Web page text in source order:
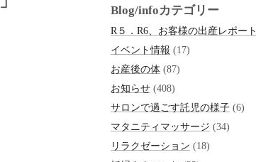
Blog/infoカテゴリー
R５．R6、お客様の出産レポート
イベント情報 (17)
お産後の体 (87)
お知らせ (408)
サロンで過ごす託児の様子 (6)
マタニティマッサージ (34)
リラクゼーション (18)